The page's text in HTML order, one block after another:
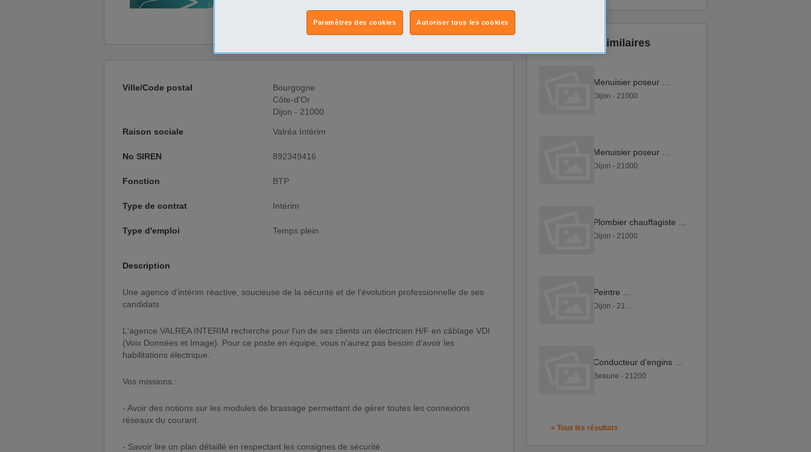
Ville/Code postal
Bourgogne
Côte-d'Or
Dijon - 21000
Raison sociale Valréa Intérim
No SIREN 892349416
Fonction BTP
Type de contrat Intérim
Type d'emploi Temps plein
Description
Une agence d'intérim réactive, soucieuse de la sécurité et de l'évolution professionnelle de ses
candidats
L'agence VALREA INTERIM recherche pour l'un de ses clients un électricien H/F en câblage VDI
(Voix Données et Image). Pour ce poste en équipe, vous n'aurez pas besoin d'avoir les
habilitations électrique.
Vos missions :
- Avoir des notions sur les modules de brassage permettant de gérer toutes les connexions
réseaux du courant.
- Savoir lire un plan détaillé en respectant les consignes de sécurité.
Annonces similaires
Dijon - 21000
Dijon - 21000
Dijon - 21000
Beaune - 21200
« Tous les résultats
Autoriser tous les cookies
Paramètres des cookies